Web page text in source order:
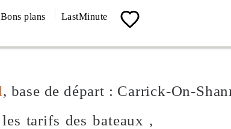
04 67 13 19 62
Bons plans LastMinute
, base de départ : Carrick-On-
tarifs des bateaux ,